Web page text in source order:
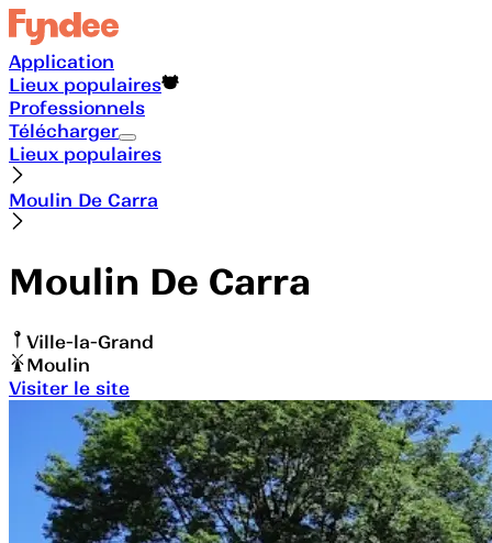
Application
Lieux populaires
Professionnels
Télécharger
Lieux populaires
Moulin De Carra
Moulin De Carra
Ville-la-Grand
Moulin
Visiter le site